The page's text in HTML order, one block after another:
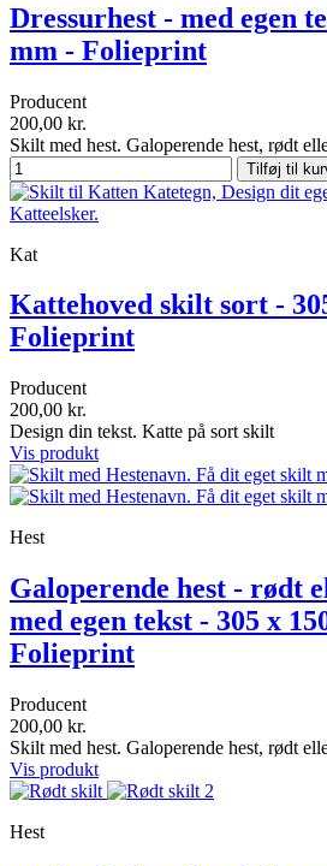
Dressurhest - med egen
mm - Folieprint
Producent
200,00 kr.
Skilt med hest. Galoperende hest, rødt
Tilføj til
Kat
Kattehoved skilt sort -
Folieprint
Producent
200,00 kr.
Design din tekst. Katte på sort skilt
Vis produkt
Hest
Galoperende hest - rødt
med egen tekst - 305 x
Folieprint
Producent
200,00 kr.
Skilt med hest. Galoperende hest, rødt
Vis produkt
Hest